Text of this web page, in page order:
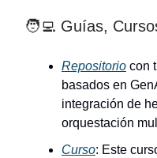
🧑‍💻 Guías,
Repositorio con
basados en
integración de
orquestación
Curso: Este